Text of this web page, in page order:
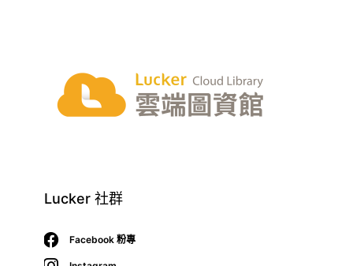
Lucker 社群
Facebook 粉專